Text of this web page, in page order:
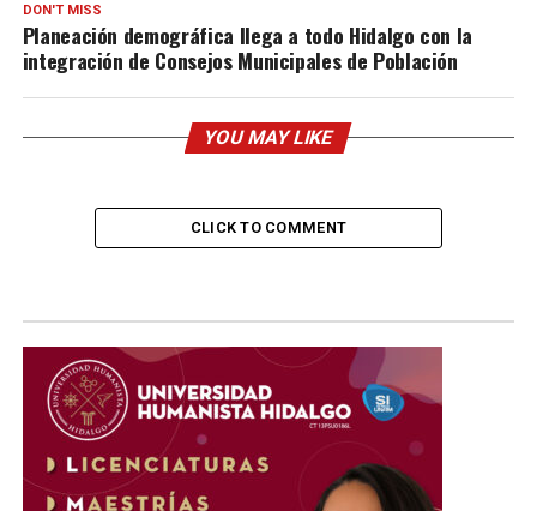
DON'T MISS
Planeación demográfica llega a todo Hidalgo con la
integración de Consejos Municipales de Población
YOU MAY LIKE
CLICK TO COMMENT